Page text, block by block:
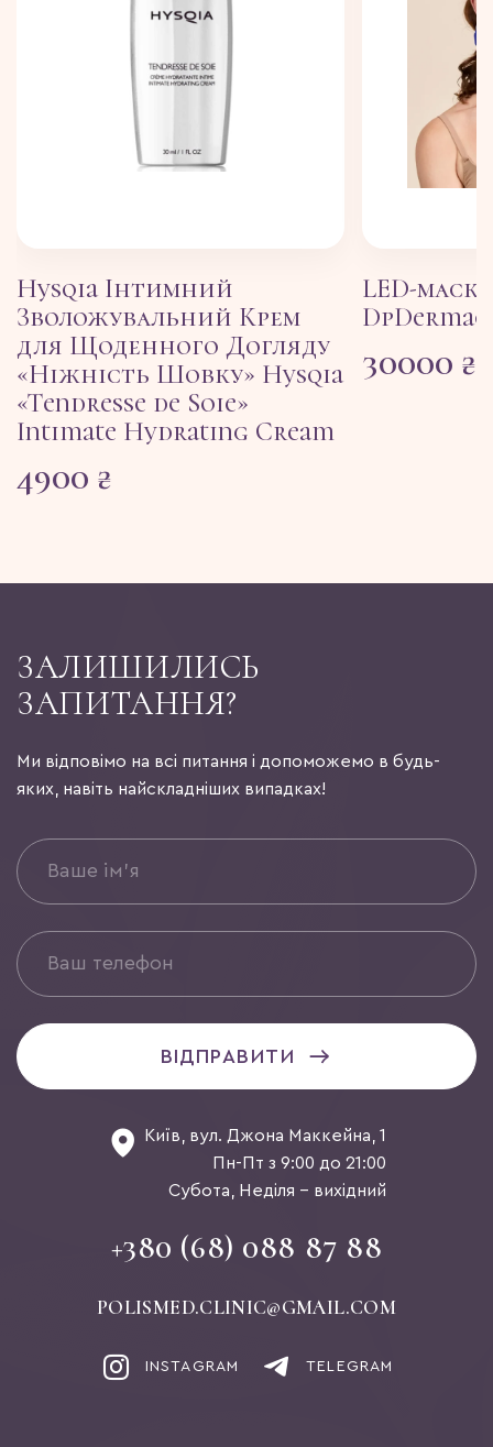
Hysqia Інтимний
Зволожувальний Крем
для Щоденного Догляду
«Ніжність Шовку» Hysqia
«Tendresse de Soie»
Intimate Hydrating Cream
4900 ₴
LED-
30000 ₴
ЗАЛИШИЛИСЬ
ЗАПИТАННЯ?
Ми відповімо на всі питання і допоможемо в будь-
яких, навіть найскладніших випадках!
ВІДПРАВИТИ
Київ, вул. Джона Маккейна, 1
Пн-Пт з 9:00 до 21:00
Субота, Неділя - вихідний
+380 (68) 088 87 88
POLISMED.CLINIC@GMAIL.COM
INSTAGRAM TELEGRAM